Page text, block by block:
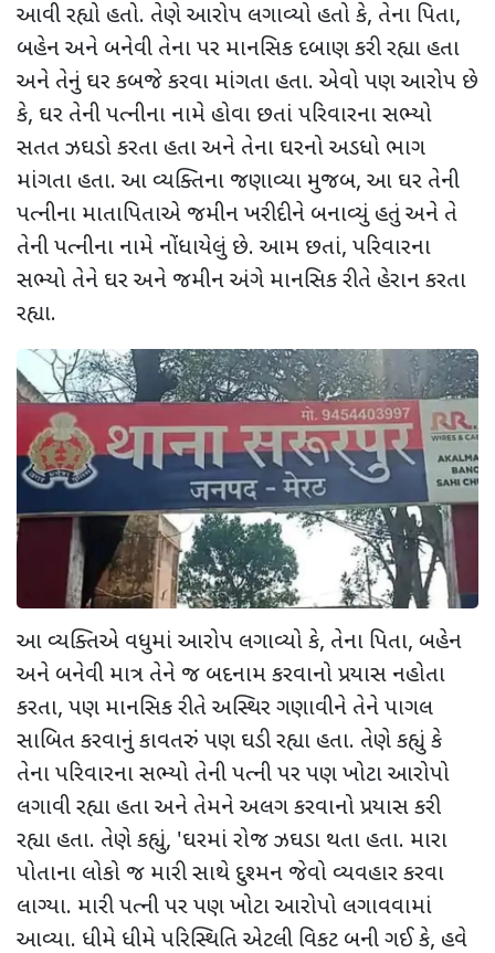
આવી રહ્યો હતો. તેણે આરોપ લગાવ્યો હતો કે, તેના પિતા,
બહેન અને બનેવી તેના પર માનસિક દબાણ કરી રહ્યા હતા
અને તેનું ઘર કબજે કરવા માંગતા હતા. એવો પણ આરોપ છે
કે, ઘર તેની પત્નીના નામે હોવા છતાં પરિવારના સભ્યો
સતત ઝઘડો કરતા હતા અને તેના ઘરનો અડધો ભાગ
માંગતા હતા. આ વ્યક્તિના જણાવ્યા મુજબ, આ ઘર તેની
પત્નીના માતાપિતાએ જમીન ખરીદીને બનાવ્યું હતું અને તે
તેની પત્નીના નામે નોંધાયેલું છે. આમ છતાં, પરિવારના
સભ્યો તેને ઘર અને જમીન અંગે માનસિક રીતે હેરાન કરતા
રહ્યા.
આ વ્યક્તિએ વધુમાં આરોપ લગાવ્યો કે, તેના પિતા, બહેન
અને બનેવી માત્ર તેને જ બદનામ કરવાનો પ્રયાસ નહોતા
કરતા, પણ માનસિક રીતે અસ્થિર ગણાવીને તેને પાગલ
સાબિત કરવાનું કાવતરું પણ ઘડી રહ્યા હતા. તેણે કહ્યું કે
તેના પરિવારના સભ્યો તેની પત્ની પર પણ ખોટા આરોપો
લગાવી રહ્યા હતા અને તેમને અલગ કરવાનો પ્રયાસ કરી
રહ્યા હતા. તેણે કહ્યું, 'ઘરમાં રોજ ઝઘડા થતા હતા. મારા
પોતાના લોકો જ મારી સાથે દુશ્મન જેવો વ્યવહાર કરવા
લાગ્યા. મારી પત્ની પર પણ ખોટા આરોપો લગાવવામાં
આવ્યા. ધીમે ધીમે પરિસ્થિતિ એટલી વિકટ બની ગઈ કે, હવે